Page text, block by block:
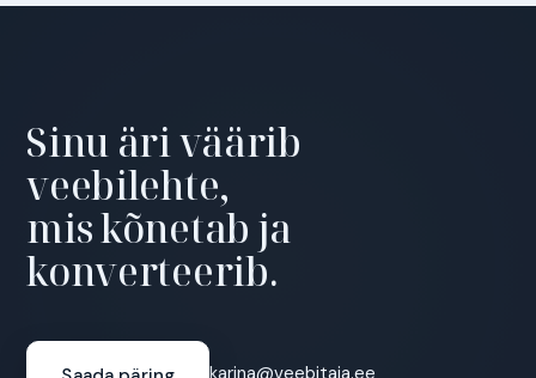
Sinu äri väärib
veebilehte,
mis kõnetab ja
konverteerib.